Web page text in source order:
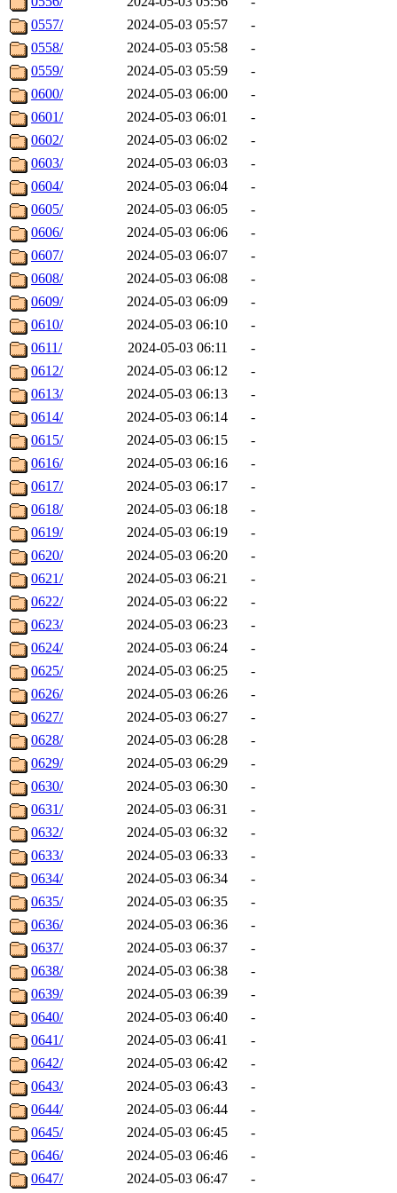
0557/
2024-05-03 05:57
-
0558/
2024-05-03 05:58
-
0559/
2024-05-03 05:59
-
0600/
2024-05-03 06:00
-
0601/
2024-05-03 06:01
-
0602/
2024-05-03 06:02
-
0603/
2024-05-03 06:03
-
0604/
2024-05-03 06:04
-
0605/
2024-05-03 06:05
-
0606/
2024-05-03 06:06
-
0607/
2024-05-03 06:07
-
0608/
2024-05-03 06:08
-
0609/
2024-05-03 06:09
-
0610/
2024-05-03 06:10
-
0611/
2024-05-03 06:11
-
0612/
2024-05-03 06:12
-
0613/
2024-05-03 06:13
-
0614/
2024-05-03 06:14
-
0615/
2024-05-03 06:15
-
0616/
2024-05-03 06:16
-
0617/
2024-05-03 06:17
-
0618/
2024-05-03 06:18
-
0619/
2024-05-03 06:19
-
0620/
2024-05-03 06:20
-
0621/
2024-05-03 06:21
-
0622/
2024-05-03 06:22
-
0623/
2024-05-03 06:23
-
0624/
2024-05-03 06:24
-
0625/
2024-05-03 06:25
-
0626/
2024-05-03 06:26
-
0627/
2024-05-03 06:27
-
0628/
2024-05-03 06:28
-
0629/
2024-05-03 06:29
-
0630/
2024-05-03 06:30
-
0631/
2024-05-03 06:31
-
0632/
2024-05-03 06:32
-
0633/
2024-05-03 06:33
-
0634/
2024-05-03 06:34
-
0635/
2024-05-03 06:35
-
0636/
2024-05-03 06:36
-
0637/
2024-05-03 06:37
-
0638/
2024-05-03 06:38
-
0639/
2024-05-03 06:39
-
0640/
2024-05-03 06:40
-
0641/
2024-05-03 06:41
-
0642/
2024-05-03 06:42
-
0643/
2024-05-03 06:43
-
0644/
2024-05-03 06:44
-
0645/
2024-05-03 06:45
-
0646/
2024-05-03 06:46
-
0647/
2024-05-03 06:47 -